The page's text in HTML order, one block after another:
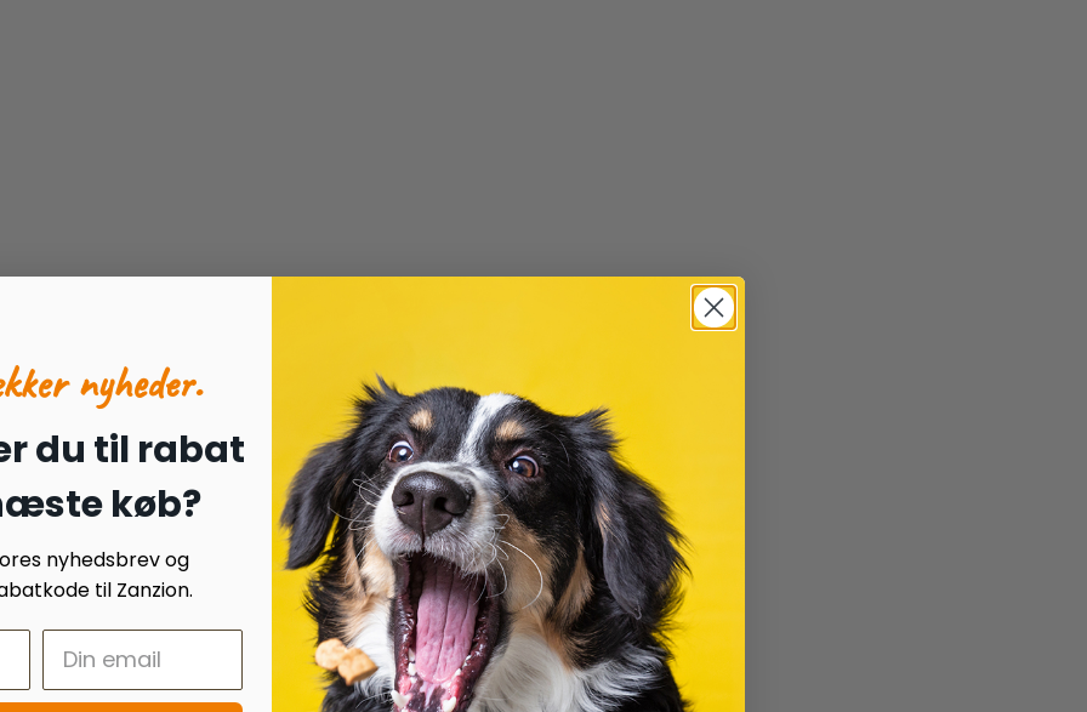
nyheder.
du til rabat
køb?
nyhedsbrev og
til Zanzion.